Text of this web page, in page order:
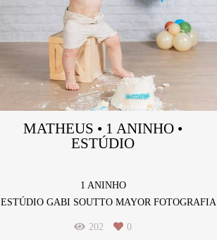
MATHEUS • 1 ANINHO •
ESTÚDIO
1 ANINHO
ESTÚDIO GABI SOUTTO MAYOR FOTOGRAFIA
202 0